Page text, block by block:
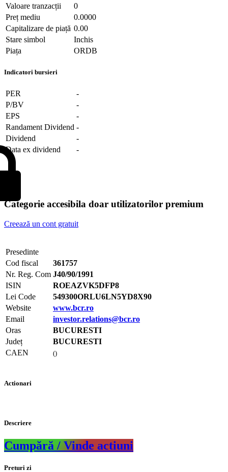
Valoare tranzacții
0
Preț mediu
0.0000
Capitalizare de piață 0.00
Stare simbol
Inchis
Piața
ORDB
Indicatori bursieri
PER
-
P/BV
-
EPS
-
Randament Dividend -
Dividend
-
Data ex dividend
-
Categorie accesibila doar utilizatorilor premium
Creează un cont gratuit
Presedinte
Cod fiscal
361757
Nr. Reg. Com J40/90/1991
ISIN
ROEAZVK5DFP8
Lei Code
549300ORLU6LN5YD8X90
Website
www.bcr.ro
Email
investor.relations@bcr.ro
Oras
BUCURESTI
Județ
BUCURESTI
CAEN
()
Actionari
Descriere
Cumpără / Vinde actiuni
Preturi zi